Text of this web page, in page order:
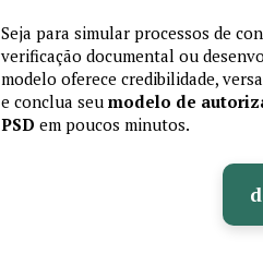
Seja para simular processos de
verificação documental ou
modelo oferece credibilidade,
e conclua seu modelo de
PSD em poucos minutos.